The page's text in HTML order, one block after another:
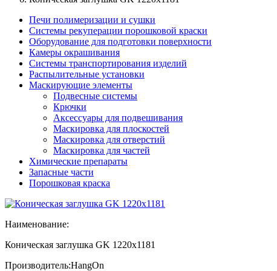
Печи полимеризации и сушки
Системы рекуперации порошковой краски
Оборудование для подготовки поверхности
Камеры окрашивания
Системы транспортирования изделий
Распылительные установки
Маскирующие элементы
Подвесные системы
Крючки
Аксессуары для подвешивания
Маскировка для плоскостей
Маскировка для отверстий
Маскировка для частей
Химические препараты
Запасные части
Порошковая краска
Наименование:
Коническая заглушка GK 1220x1181
Производитель:HangOn